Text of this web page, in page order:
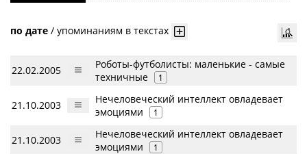
по дате / упоминаниям в текстах
22.02.2005
Роботы-футболисты: маленькие - самые
техничные
1
21.10.2003
Нечеловеческий интеллект овладевает
эмоциями
1
21.10.2003
Нечеловеческий интеллект овладевает
эмоциями
1